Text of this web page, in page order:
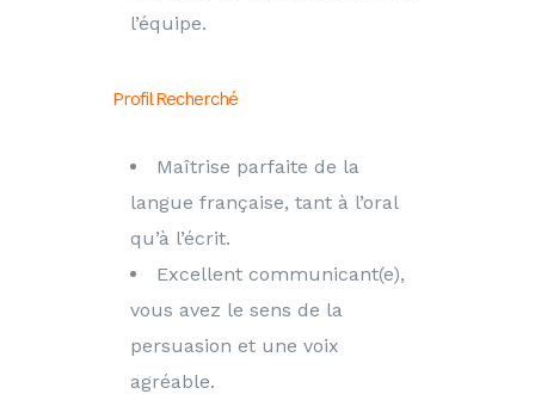
l’équipe.
Profil Recherché
Maîtrise parfaite de la
langue française, tant à l’oral
qu’à l’écrit.
Excellent communicant(e),
vous avez le sens de la
persuasion et une voix
agréable.